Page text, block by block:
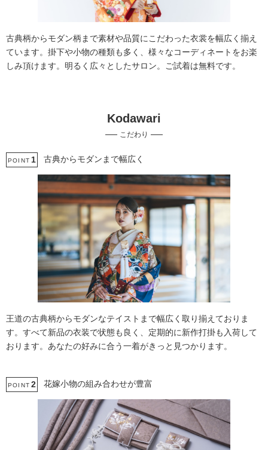
豊富な色打掛・着物
家族・友人と撮影
挙式フォト
世界遺産での撮影
人気スポットでの撮影
歴史的建造物での撮影
古典柄からモダン柄まで素材や品質にこだわった衣裳を幅広く揃え
ています。掛下や小物の種類も多く、様々なコーディネートをお楽
しみ頂けます。明るく広々としたサロン。ご試着は無料です。
Kodawari
こだわり
POINT 1 古典からモダンまで幅広く
王道の古典柄からモダンなテイストまで幅広く取り揃えておりま
す。すべて新品の衣装で状態も良く、定期的に新作打掛も入荷して
おります。あなたの好みに合う一着がきっと見つかります。
POINT 2 花嫁小物の組み合わせが豊富